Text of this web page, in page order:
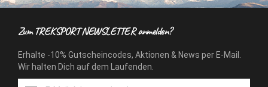
Zum TREKSPORT NEWSLETTER anmelden?
Erhalte -10% Gutscheincodes, Aktionen & News per E-Mail.
Wir halten Dich auf dem Laufenden.
Erhalte